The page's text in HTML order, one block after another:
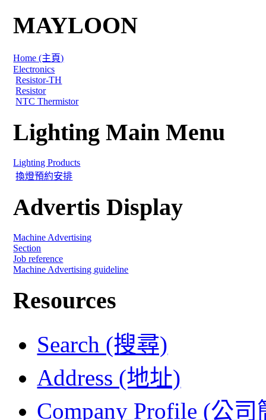
MAYLOON
Home (主頁)
Electronics
Resistor-TH
Resistor
NTC Thermistor
Lighting Main Menu
Lighting Products
換燈預約安排
Advertis Display
Machine Advertising
Section
Job reference
Machine Advertising guideline
Resources
Search (搜尋)
Address (地址)
Company Profile (公司